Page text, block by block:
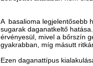
A basalioma legjelentősebb
sugarak daganatkeltő
érvényesül, mivel a bőrszín
gyakrabban, míg másutt
Ezen daganattípus